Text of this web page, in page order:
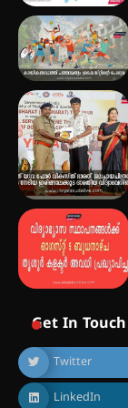
Get In Touch
Twitter
LinkedIn